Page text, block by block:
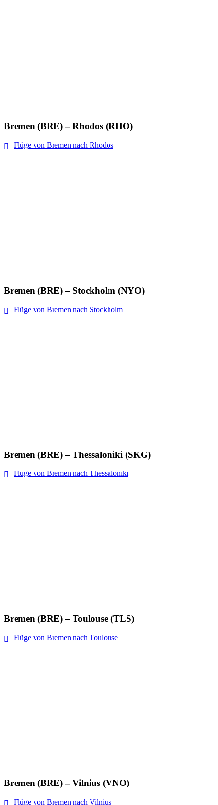
Bremen (BRE) – Rhodos (RHO)
Flüge von Bremen nach Rhodos
Bremen (BRE) – Stockholm (NYO)
Flüge von Bremen nach Stockholm
Bremen (BRE) – Thessaloniki (SKG)
Flüge von Bremen nach Thessaloniki
Bremen (BRE) – Toulouse (TLS)
Flüge von Bremen nach Toulouse
Bremen (BRE) – Vilnius (VNO)
Flüge von Bremen nach Vilnius